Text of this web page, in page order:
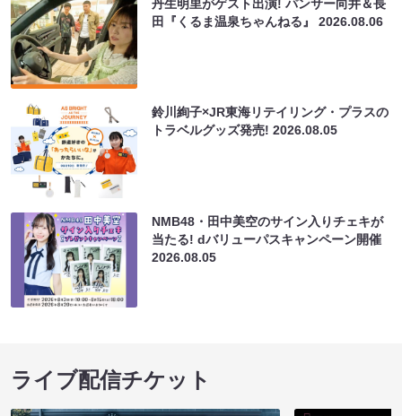
丹生明里がゲスト出演! パンサー向井＆長
田『くるま温泉ちゃんねる』2026.08.06
鈴川絢子×JR東海リテイリング・プラスの
トラベルグッズ発売!2026.08.05
NMB48・田中美空のサイン入りチェキが
当たる! dバリューパスキャンペーン開催
2026.08.05
ライブ配信チケット